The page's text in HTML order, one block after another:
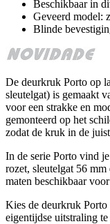
Beschikbaar in
Geveerd model:
Blinde
De deurkruk Porto op
sleutelgat) is gemaakt
voor een strakke en
gemonteerd op het
zodat de kruk in de
In de serie Porto vind
rozet, sleutelgat 56
maten beschikbaar
Kies de deurkruk
eigentijdse uitstraling